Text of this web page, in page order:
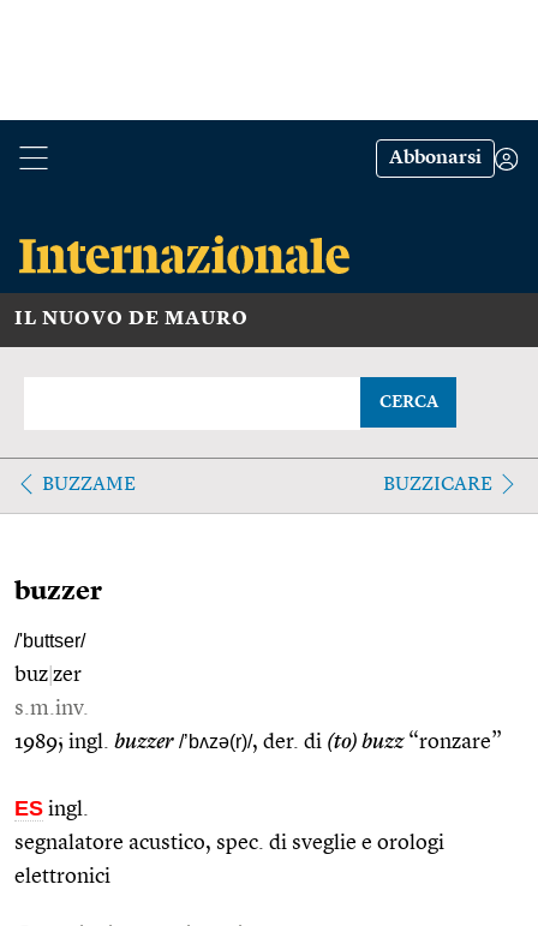
Abbonarsi
IL NUOVO DE MAURO
CERCA
BUZZAME BUZZICARE
buzzer
/'buttser/
buz zer
s.m.inv.
1989; ingl. buzzer /’bʌzə(r)/, der. di (to) buzz“ronzare”
ES ingl.
segnalatore acustico, spec. di sveglie e orologi
elettronici